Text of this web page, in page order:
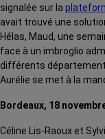
signalée sur la
avait trouvé une
Hélas, Maud, une
face à un imbroglio
différents
Aurélie se met à la
Bordeaux, 18
Céline Lis-Raoux et